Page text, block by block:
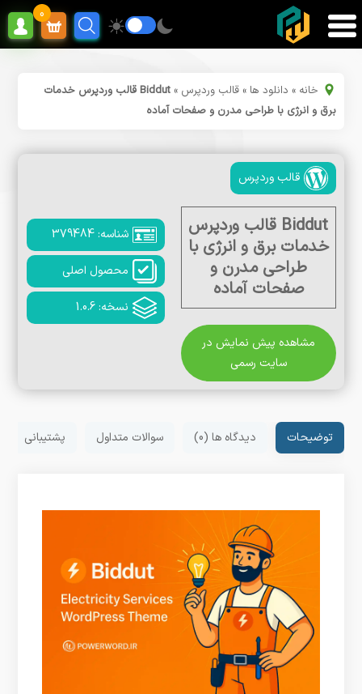
0
خانه » دانلود ها »قالب وردپرس »
Biddut قالب وردپرس خدمات
برق و انرژی با طراحی مدرن و صفحات آماده
قالب وردپرس
Biddut قالب وردپرس
خدمات برق و انرژی با
طراحی مدرن و
صفحات آماده
مشاهده پیش نمایش در
سایت رسمی
شناسه: 379484
محصول اصلی
نسخه: 1.0.6
توضیحات دیدگاه ها (0) سوالات متداول پشتیبانی